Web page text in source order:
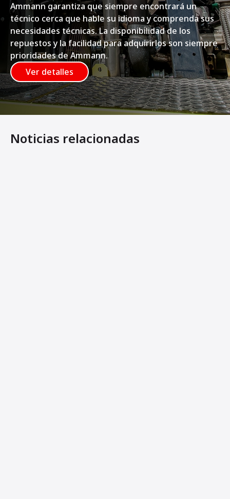
Ammann garantiza que siempre encontrará un
técnico cerca que hable su idioma y comprenda sus
necesidades técnicas. La disponibilidad de los
repuestos y la facilidad para adquirirlos son siempre
prioridades de Ammann.
Ver detalles
Noticias relacionadas